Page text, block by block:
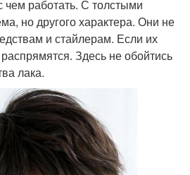
чем работать. С толстыми
но другого характера. Они не
и стайлерам. Если их
Здесь не обойтись
лака.